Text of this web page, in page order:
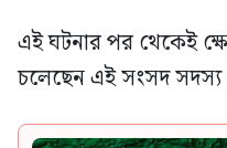
এই ঘটনার পর থেকেই
চলেছেন এই সংসদ